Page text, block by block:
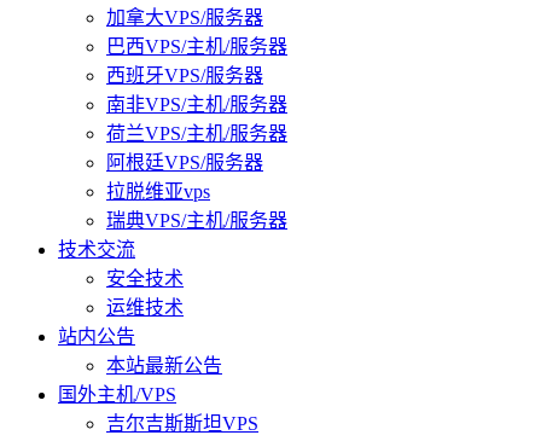
加拿大VPS/服务器
巴西VPS/主机/服务器
西班牙VPS/服务器
南非VPS/主机/服务器
荷兰VPS/主机/服务器
阿根廷VPS/服务器
拉脱维亚vps
瑞典VPS/主机/服务器
技术交流
安全技术
运维技术
站内公告
本站最新公告
国外主机/VPS
吉尔吉斯斯坦VPS